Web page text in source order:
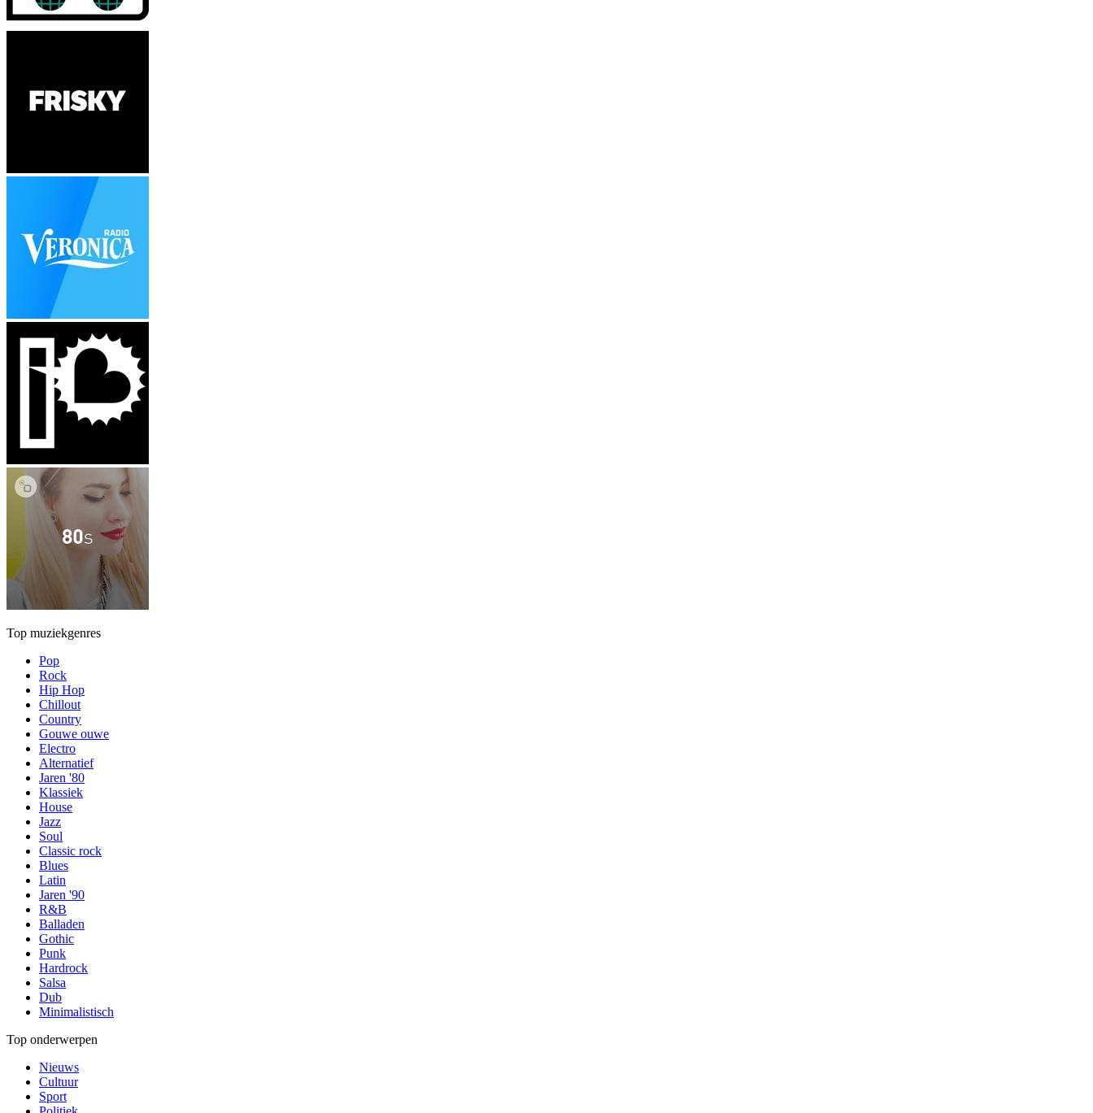
Top muziekgenres
Pop
Rock
Hip Hop
Chillout
Country
Gouwe ouwe
Electro
Alternatief
Jaren '80
Klassiek
House
Jazz
Soul
Classic rock
Blues
Latin
Jaren '90
R&B
Balladen
Gothic
Punk
Hardrock
Salsa
Dub
Minimalistisch
Top onderwerpen
Nieuws
Cultuur
Sport